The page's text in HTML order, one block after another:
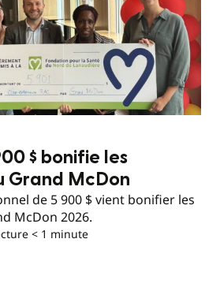
$ bonifie les
Grand McDon
de 5 900 $ vient bonifier les
McDon 2026.
< 1 minute